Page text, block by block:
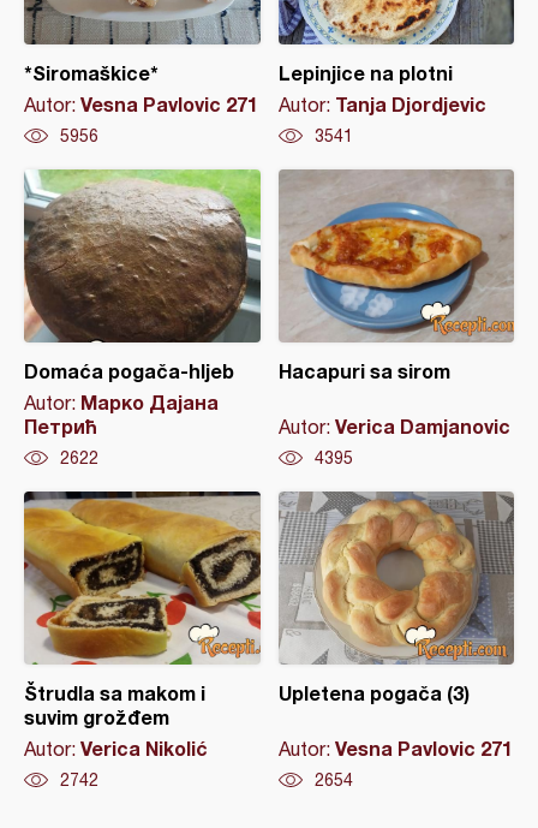
*Siromaškice*
Autor: Vesna Pavlovic 271
5956
Lepinjice na plotni
Autor: Tanja Djordjevic
3541
Domaća pogača-hljeb
Autor: Марко Дајана
Петрић
2622
Hacapuri sa sirom
Autor: Verica Damjanovic
4395
Štrudla sa makom i
suvim grožđem
Autor: Verica Nikolić
2742
Upletena pogača (3)
Autor: Vesna Pavlovic 271
2654